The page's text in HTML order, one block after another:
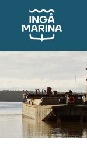
sisältöön